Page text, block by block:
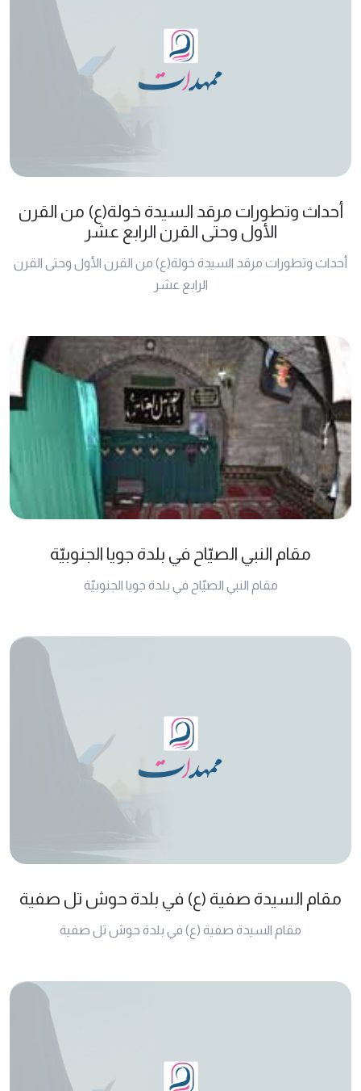
أحداث وتطورات مرقد السيدة خولة(ع) من القرن
الأول وحتى القرن الرابع عشر
أحداث وتطورات مرقد السيدة خولة(ع) من القرن الأول وحتى القرن
الرابع عشر
مقام النبي الصيّاح في بلدة جويا الجنوبيّة
مقام النبي الصيّاح في بلدة جويا الجنوبيّة
مقام السيدة صفية (ع) في بلدة حوش تل صفية
مقام السيدة صفية (ع) في بلدة حوش تل صفية